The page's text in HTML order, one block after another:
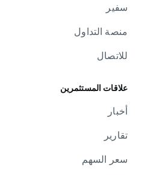
سفير
منصة التداول
للاتصال
علاقات المستثمرين
أخبار
تقارير
سعر السهم